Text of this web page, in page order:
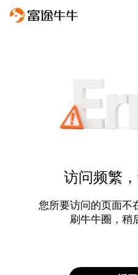
访问频繁
您所要访问的页面不
刷牛牛圈，稍